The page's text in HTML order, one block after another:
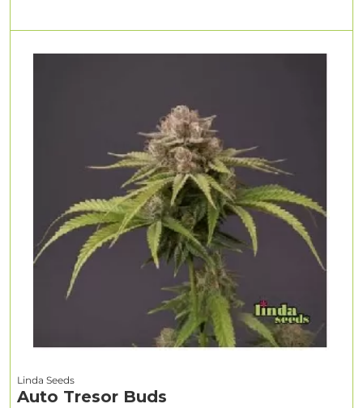
Linda Seeds
Auto Tresor Buds